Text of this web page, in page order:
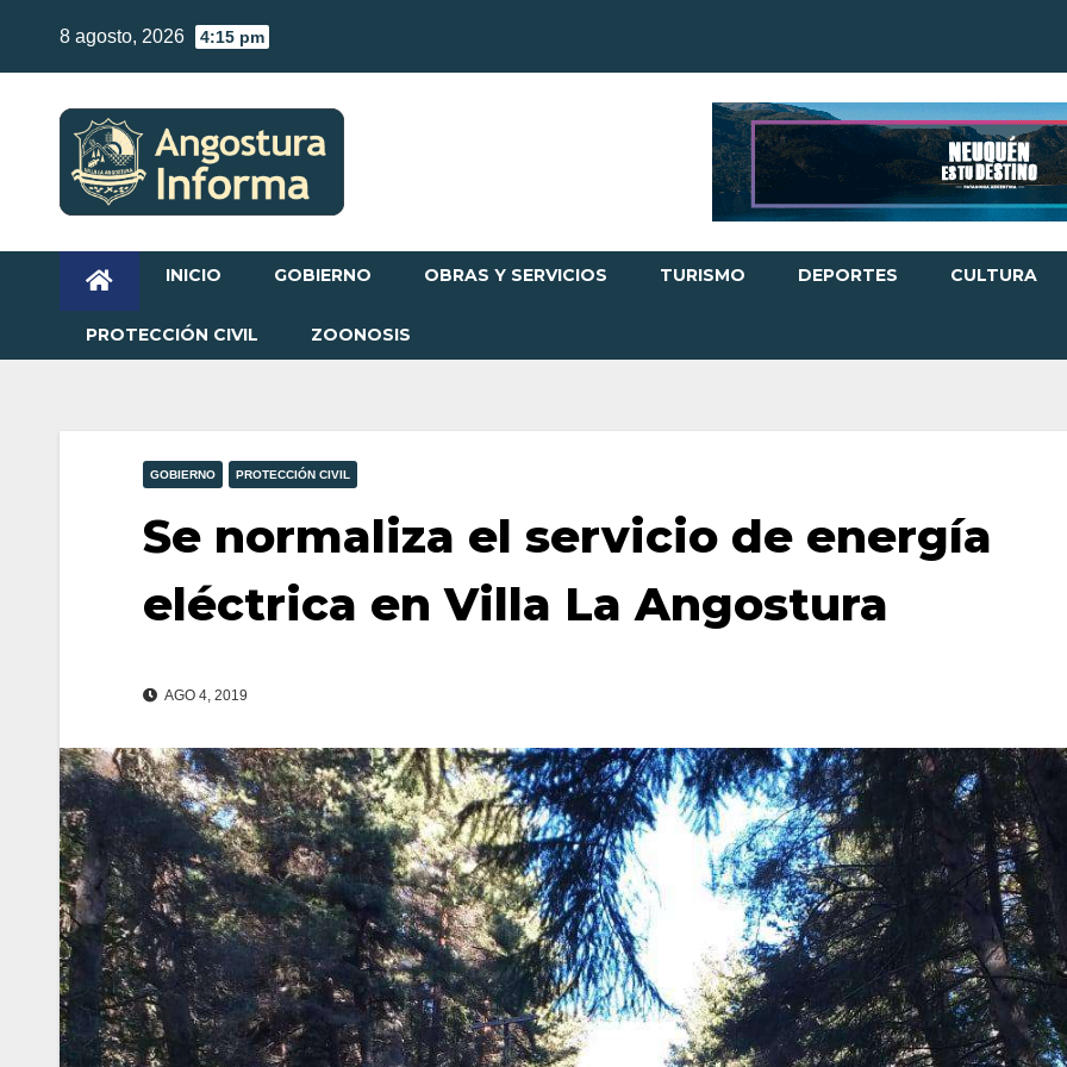
content
8 agosto, 2026 4:15 pm
INICIO GOBIERNO OBRAS Y SERVICIOS TURISMO DEPORTES CULTURA
PROTECCIÓN CIVIL ZOONOSIS
GOBIERNO PROTECCIÓN CIVIL
Se normaliza el servicio de energía
eléctrica en Villa La Angostura
AGO 4, 2019